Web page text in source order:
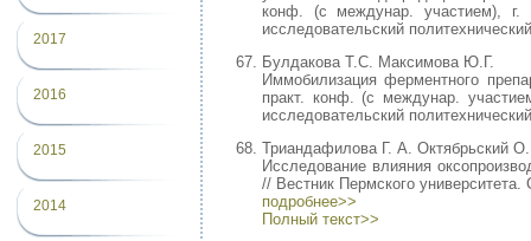
2017
2016
2015
2014
конф. (с междунар. участием),
исследовательский
Булдакова Т.С. Максимова Ю.Г.
Иммобилизация ферментного
практ. конф. (с междунар.
исследовательский
Триандафилова Г. А. Октябрьский
Исследование влияния
// Вестник Пермского
подробнее>>
Полный текст>>